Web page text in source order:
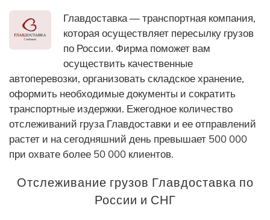
Главдоставка — транспортная компания,
которая осуществляет пересылку грузов
по России. Фирма поможет вам
осуществить качественные
автоперевозки, организовать складское хранение,
оформить необходимые документы и сократить
транспортные издержки. Ежегодное количество
отслеживаний груза Главдоставки и ее отправлений
растет и на сегодняшний день превышает 500 000
при охвате более 50 000 клиентов.
Отслеживание грузов Главдоставка по
России и СНГ